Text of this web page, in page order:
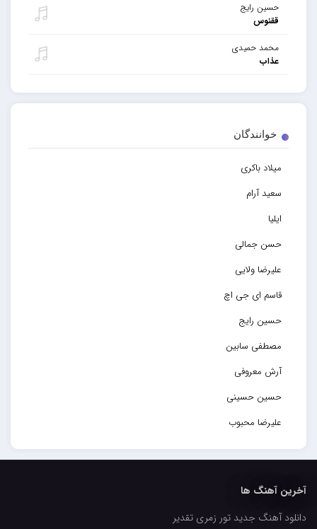
حسین رایج
ققنوس
محمد حمیدی
عذاب
خوانندگان
میلاد باکری
سعید آرام
ایلیا
حسن جمالی
علیرضا ولایی
قاسم ای جی اچ
حسین رایج
مصطفی سابین
آرش معروفی
حسین حسینی
علیرضا محبوب
حسین حصارکی
کاپیتان
مجید رضوی
آخرین آهنگ ها
دانلود آهنگ جدید تور زمری تقدیر